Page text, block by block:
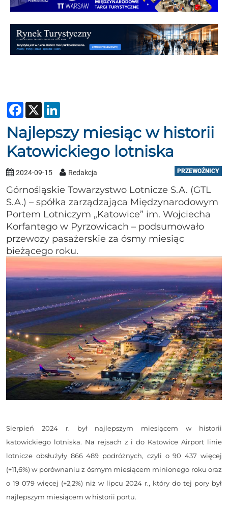
Facebook
X
Najlepszy miesiąc w historii
Katowickiego lotniska
PRZEWOŹNICY
2024-09-15 Redakcja
Górnośląskie Towarzystwo Lotnicze S.A. (GTL
S.A.) – spółka zarządzająca Międzynarodowym
Portem Lotniczym „Katowice” im. Wojciecha
Korfantego w Pyrzowicach – podsumowało
przewozy pasażerskie za ósmy miesiąc
bieżącego roku.
Sierpień 2024 r. był najlepszym miesiącem w historii
katowickiego lotniska. Na rejsach z i do Katowice Airport linie
lotnicze obsłużyły 866 489 podróżnych, czyli o 90 437 więcej
(+11,6%) w porównaniu z ósmym miesiącem minionego roku oraz
o 19 079 więcej (+2,2%) niż w lipcu 2024 r., który do tej pory był
najlepszym miesiącem w historii portu.